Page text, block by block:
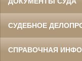
СУДЕБНОЕ
СПРАВОЧНАЯ